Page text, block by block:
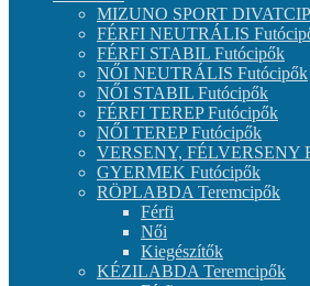
MIZUNO SPORT
FÉRFI NEUTRÁLIS
FÉRFI STABIL Futócipők
NŐI NEUTRÁLIS Futócipők
NŐI STABIL Futócipők
FÉRFI TEREP Futócipők
NŐI TEREP Futócipők
VERSENY, FÉLVERSENY
GYERMEK Futócipők
RÖPLABDA Teremcipők
Férfi
Női
Kiegészítők
KÉZILABDA Teremcipők